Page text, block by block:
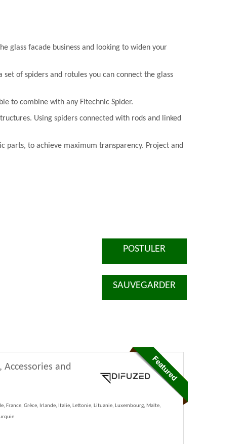
glass facade business and looking to widen your
of spiders and rotules you can connect the glass
to combine with any Fitechnic Spider.
Using spiders connected with rods and linked
parts, to achieve maximum transparency. Project and
POSTULER
SAUVEGARDER
and
France, Grèce, Irlande, Italie, Lettonie, Lituanie, Luxembourg, Malte,